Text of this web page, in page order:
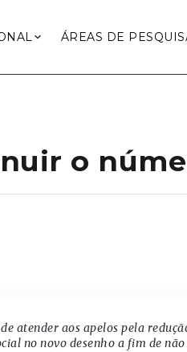
ÁREAS DE
o
atender aos apelos pela
no novo desenho a fim de